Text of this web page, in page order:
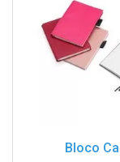
Bloco